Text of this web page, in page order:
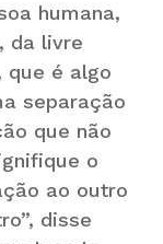
humana,
da livre
que é algo
separação
que não
o
ao outro
disse